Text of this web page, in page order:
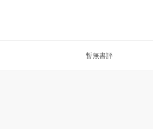
暫無書評